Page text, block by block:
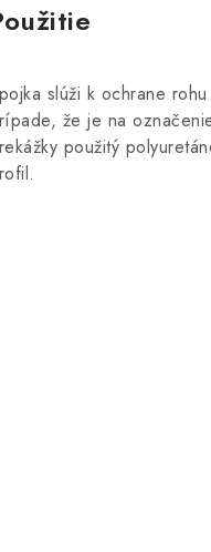
slúži k ochrane
že je na
použitý